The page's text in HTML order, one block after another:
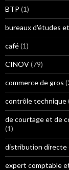
BTP (1)
bureaux d'études
café(1)
CINOV(79)
commerce de gros
contrôle technique
de courtage et de
(1)
distribution directe
expert comptable